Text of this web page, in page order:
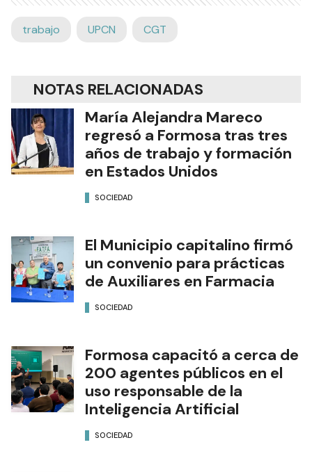
trabajo UPCN CGT
NOTAS RELACIONADAS
María Alejandra Mareco
regresó a Formosa tras tres
años de trabajo y formación
en Estados Unidos
SOCIEDAD
El Municipio capitalino firmó
un convenio para prácticas
de Auxiliares en Farmacia
SOCIEDAD
Formosa capacitó a cerca de
200 agentes públicos en el
uso responsable de la
Inteligencia Artificial
SOCIEDAD